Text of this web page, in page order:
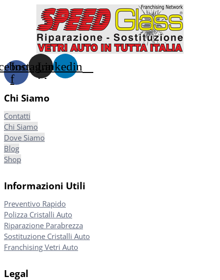
f
InstagramLinkedin
Chi Siamo
Contatti
Chi Siamo
Dove Siamo
Blog
Shop
Informazioni Utili
Preventivo Rapido
Polizza Cristalli Auto
Riparazione Parabrezza
Sostituzione Cristalli Auto
Franchising Vetri Auto
Legal